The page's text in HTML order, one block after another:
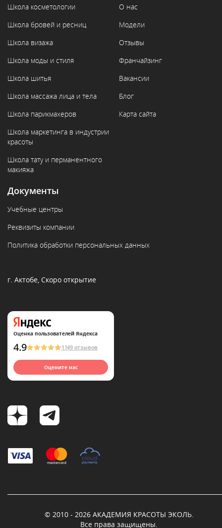
Школа косметологии
Школа бровей и ресниц
Школа визажа
Школа моды и стиля
Школа шитья
Школа массажа лица и тела
Школа парикмахеров
Школа маркетинга в индустрии
красоты
Школа тату и перманентного
макияжа
О нас
Модели
Отзывы
Франчайзинг
Вакансии
Блог
Карта сайта
Документы
Учебные центры
Реквизиты компании
Политика обработки персональных данных
г. Актобе, Скоро открытие
Оценка пользователей Яндекса
4.9 1149 отзывов
Оцените нас
© 2010 - 2026 АКАДЕМИЯ КРАСОТЫ ЭКОЛЬ.
Все права защищены.